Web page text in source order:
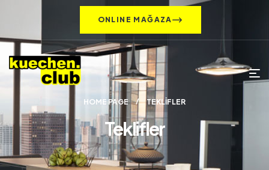
ONLINE MAĞAZA
HOME PAGE TEKLIFLER
Teklifler